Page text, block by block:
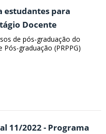
estudantes para
Docente
de pós-graduação do
Pós-graduação (PRPPG)
11/2022 - Programa